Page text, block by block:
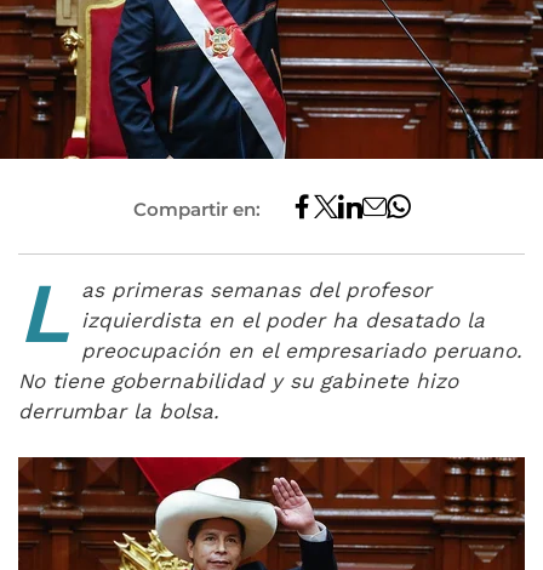
Compartir en:
L as primeras semanas del profesor
izquierdista en el poder ha desatado la
preocupación en el empresariado peruano.
No tiene gobernabilidad y su gabinete hizo
derrumbar la bolsa.